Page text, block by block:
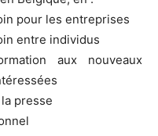
pour les entreprises
entre individus
aux nouveaux
presse